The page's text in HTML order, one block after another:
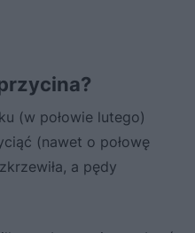
(w połowie lutego)
(nawet o połowę
a pędy